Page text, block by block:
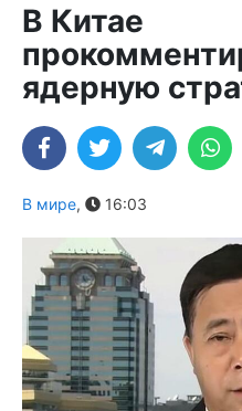
В Китае
ядерную
В мире, 16:03